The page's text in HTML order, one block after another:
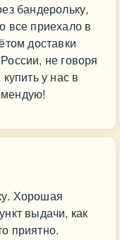
бандерольку,
все приехало в
доставки
не говоря
у нас в
Хорошая
выдачи, как
приятно.